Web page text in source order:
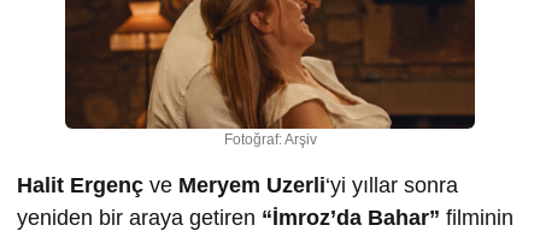
Fotoğraf: Arşiv
Halit Ergenç ve Meryem Uzerli‘yi yıllar sonra
yeniden bir araya getiren “İmroz’da Bahar” filminin